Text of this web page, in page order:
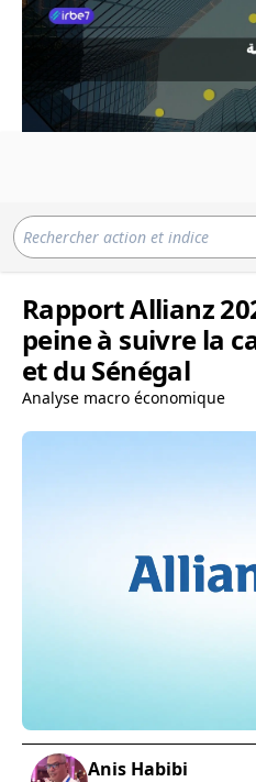
Rapport Allianz
peine à suivre la
et du Sénégal
Analyse macro économique
Anis Habibi